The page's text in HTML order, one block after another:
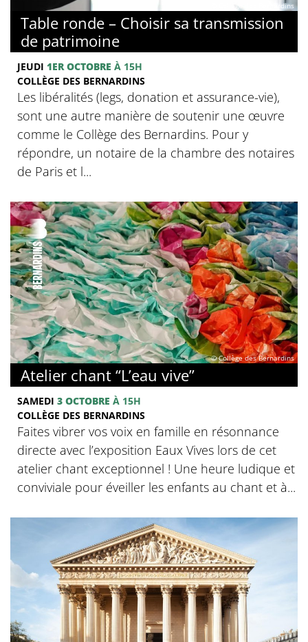
© Collège des Bernardins
Table ronde – Choisir sa transmission
de patrimoine
JEUDI 1ER OCTOBRE À 15H
COLLÈGE DES BERNARDINS
Les libéralités (legs, donation et assurance-vie),
sont une autre manière de soutenir une œuvre
comme le Collège des Bernardins. Pour y
répondre, un notaire de la chambre des notaires
de Paris et l...
© Collège des Bernardins
Atelier chant “L’eau vive”
SAMEDI 3 OCTOBRE À 15H
COLLÈGE DES BERNARDINS
Faites vibrer vos voix en famille en résonnance
directe avec l’exposition Eaux Vives lors de cet
atelier chant exceptionnel ! Une heure ludique et
conviviale pour éveiller les enfants au chant et à...